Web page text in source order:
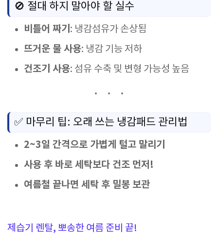
🚫 절대 하지 말아야 할 실수
비틀어 짜기 : 냉감섬유가 손상됨
뜨거운 물 사용: 냉감 기능 저하
건조기 사용: 섬유 수축 및 변형 가능성 높음
✅ 마무리 팁: 오래 쓰는 냉감패드 관리법
2~3일 간격으로 가볍게 털고 말리기
사용 후 바로 세탁보다 건조 먼저!
여름철 끝나면 세탁 후 밀봉 보관
제습기 렌탈, 뽀송한 여름 준비 끝!